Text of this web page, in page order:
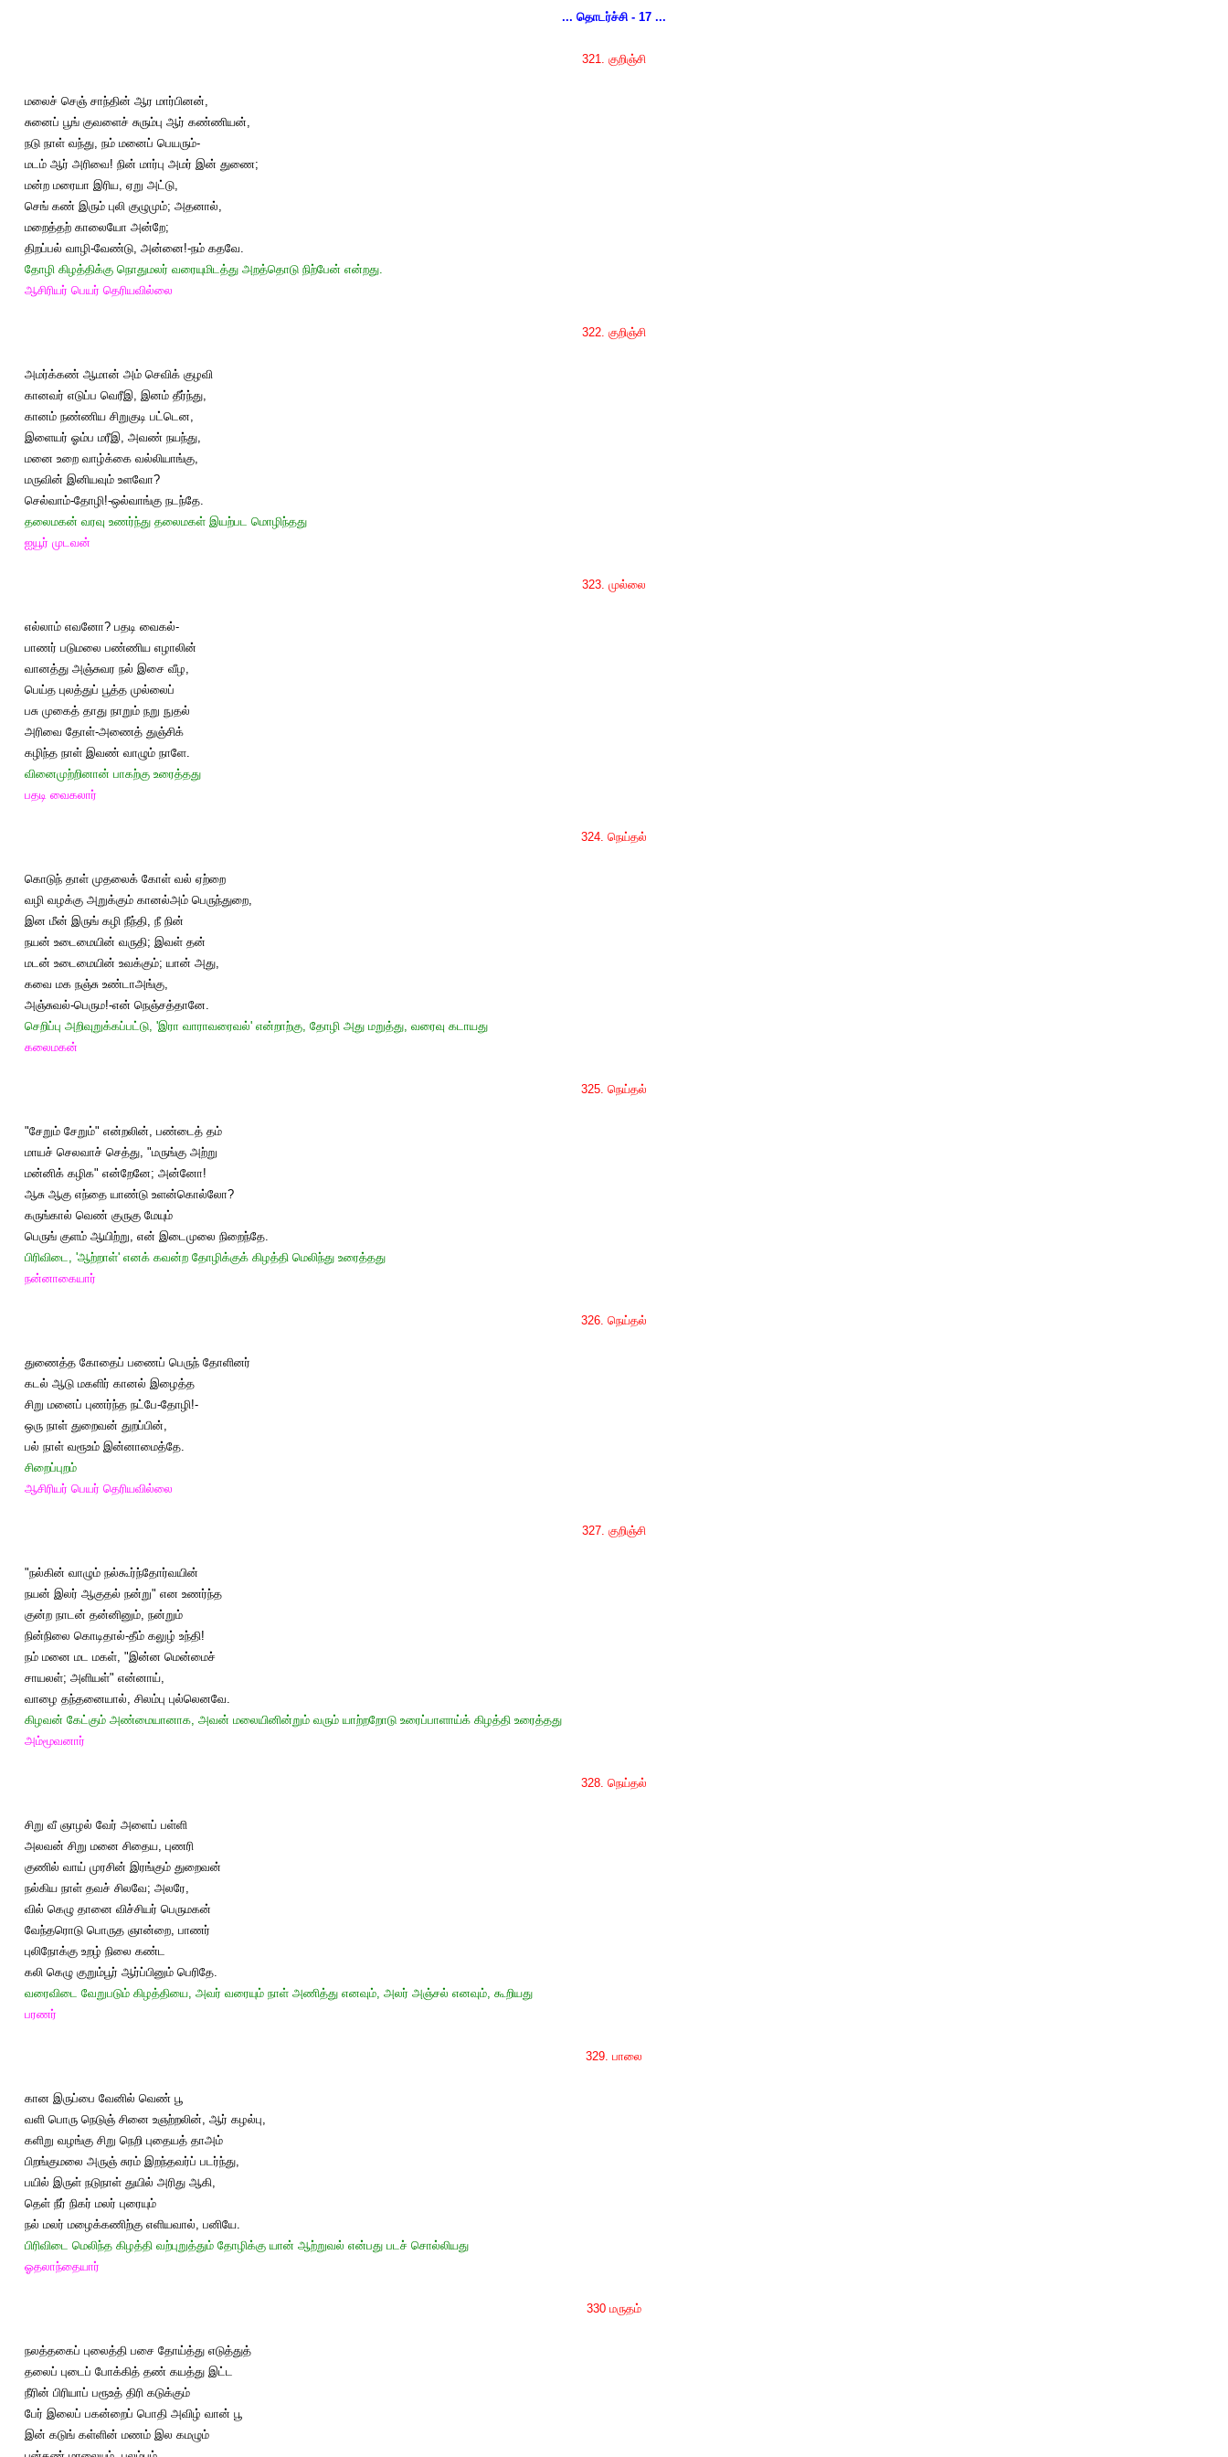
... தொடர்ச்சி - 17 ...
321. குறிஞ்சி
மலைச் செஞ் சாந்தின் ஆர மார்பினன்,
சுனைப் பூங் குவளைச் சுரும்பு ஆர் கண்ணியன்,
நடு நாள் வந்து, நம் மனைப் பெயரும்-
மடம் ஆர் அரிவை! நின் மார்பு அமர் இன் துணை;
மன்ற மரையா இரிய, ஏறு அட்டு,
செங் கண் இரும் புலி குழுமும்; அதனால்,
மறைத்தற் காலையோ அன்றே;
திறப்பல் வாழி-வேண்டு, அன்னை!-நம் கதவே.
தோழி கிழத்திக்கு நொதுமலர் வரையுமிடத்து அறத்தொடு நிற்பேன் என்றது.
ஆசிரியர் பெயர் தெரியவில்லை
322. குறிஞ்சி
அமர்க்கண் ஆமான் அம் செவிக் குழவி
கானவர் எடுப்ப வெரீஇ, இனம் தீர்ந்து,
கானம் நண்ணிய சிறுகுடி பட்டென,
இளையர் ஓம்ப மரீஇ, அவண் நயந்து,
மனை உறை வாழ்க்கை வல்லியாங்கு,
மருவின் இனியவும் உளவோ?
செல்வாம்-தோழி!-ஒல்வாங்கு நடந்தே.
தலைமகன் வரவு உணர்ந்து தலைமகள் இயற்பட மொழிந்தது
ஐயூர் முடவன்
323. முல்லை
எல்லாம் எவனோ? பதடி வைகல்-
பாணர் படுமலை பண்ணிய எழாலின்
வானத்து அஞ்சுவர நல் இசை வீழ,
பெய்த புலத்துப் பூத்த முல்லைப்
பசு முகைத் தாது நாறும் நறு நுதல்
அரிவை தோள்-அணைத் துஞ்சிக்
கழிந்த நாள் இவண் வாழும் நாளே.
வினைமுற்றினான் பாகற்கு உரைத்தது
பதடி வைகலார்
324. நெய்தல்
கொடுந் தாள் முதலைக் கோள் வல் ஏற்றை
வழி வழக்கு அறுக்கும் கானல்அம் பெருந்துறை,
இன மீன் இருங் கழி நீந்தி, நீ நின்
நயன் உடைமையின் வருதி; இவள் தன்
மடன் உடைமையின் உவக்கும்; யான் அது,
கவை மக நஞ்சு உண்டாஅங்கு,
அஞ்சுவல்-பெரும!-என் நெஞ்சத்தானே.
செறிப்பு அறிவுறுக்கப்பட்டு, 'இரா வாராவரைவல்' என்றாற்கு, தோழி அது மறுத்து, வரைவு கடாயது
கலைமகன்
325. நெய்தல்
"சேறும் சேறும்" என்றலின், பண்டைத் தம்
மாயச் செலவாச் செத்து, "மருங்கு அற்று
மன்னிக் கழிக" என்றேனே; அன்னோ!
ஆசு ஆகு எந்தை யாண்டு உளன்கொல்லோ?
கருங்கால் வெண் குருகு மேயும்
பெருங் குளம் ஆயிற்று, என் இடைமுலை நிறைந்தே.
பிரிவிடை, 'ஆற்றாள்' எனக் கவன்ற தோழிக்குக் கிழத்தி மெலிந்து உரைத்தது
நன்னாகையார்
326. நெய்தல்
துணைத்த கோதைப் பணைப் பெருந் தோளினர்
கடல் ஆடு மகளிர் கானல் இழைத்த
சிறு மனைப் புணர்ந்த நட்பே-தோழி!-
ஒரு நாள் துறைவன் துறப்பின்,
பல் நாள் வரூஉம் இன்னாமைத்தே.
சிறைப்புறம்
ஆசிரியர் பெயர் தெரியவில்லை
327. குறிஞ்சி
"நல்கின் வாழும் நல்கூர்ந்தோர்வயின்
நயன் இலர் ஆகுதல் நன்று" என உணர்ந்த
குன்ற நாடன் தன்னினும், நன்றும்
நின்நிலை கொடிதால்-தீம் கலுழ் உந்தி!
நம் மனை மட மகள், "இன்ன மென்மைச்
சாயலள்; அளியள்" என்னாய்,
வாழை தந்தனையால், சிலம்பு புல்லெனவே.
கிழவன் கேட்கும் அண்மையானாக, அவன் மலையினின்றும் வரும் யாற்றறோடு உரைப்பாளாய்க் கிழத்தி உரைத்தது
அம்மூவனார்
328. நெய்தல்
சிறு வீ ஞாழல் வேர் அளைப் பள்ளி
அலவன் சிறு மனை சிதைய, புணரி
குணில் வாய் முரசின் இரங்கும் துறைவன்
நல்கிய நாள் தவச் சிலவே; அலரே,
வில் கெழு தானை விச்சியர் பெருமகன்
வேந்தரொடு பொருத ஞான்றை, பாணர்
புலிநோக்கு உறழ் நிலை கண்ட
கலி கெழு குறும்பூர் ஆர்ப்பினும் பெரிதே.
வரைவிடை வேறுபடும் கிழத்தியை, அவர் வரையும் நாள் அணித்து எனவும், அலர் அஞ்சல் எனவும், கூறியது
பரணர்
329. பாலை
கான இருப்பை வேனில் வெண் பூ
வளி பொரு நெடுஞ் சினை உஞற்றலின், ஆர் கழல்பு,
களிறு வழங்கு சிறு நெறி புதையத் தாஅம்
பிறங்குமலை அருஞ் சுரம் இறந்தவர்ப் படர்ந்து,
பயில் இருள் நடுநாள் துயில் அரிது ஆகி,
தெள் நீர் நிகர் மலர் புரையும்
நல் மலர் மழைக்கணிற்கு எளியவால், பனியே.
பிரிவிடை மெலிந்த கிழத்தி வற்புறுத்தும் தோழிக்கு யான் ஆற்றுவல் என்பது படச் சொல்லியது
ஓதலாந்தையார்
330 மருதம்
நலத்தகைப் புலைத்தி பசை தோய்த்து எடுத்துத்
தலைப் புடைப் போக்கித் தண் கயத்து இட்ட
நீரின் பிரியாப் பரூஉத் திரி கடுக்கும்
பேர் இலைப் பகன்றைப் பொதி அவிழ் வான் பூ
இன் கடுங் கள்ளின் மணம் இல கமழும்